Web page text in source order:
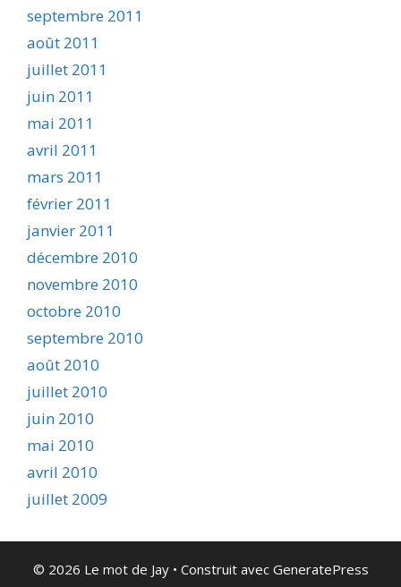
septembre 2011
août 2011
juillet 2011
juin 2011
mai 2011
avril 2011
mars 2011
février 2011
janvier 2011
décembre 2010
novembre 2010
octobre 2010
septembre 2010
août 2010
juillet 2010
juin 2010
mai 2010
avril 2010
juillet 2009
© 2026 Le mot de Jay• Construit avec GeneratePress